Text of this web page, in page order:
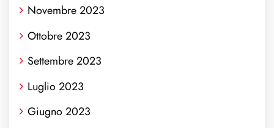
Novembre 2023
Ottobre 2023
Settembre 2023
Luglio 2023
Giugno 2023